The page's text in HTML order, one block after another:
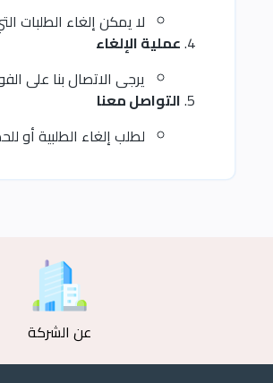
لا يمكن إلغاء الطلبات
عملية الإلغاء
يرجى الاتصال بنا على
التواصل معنا
لطلب إلغاء الطلبية أو
عن الشركة